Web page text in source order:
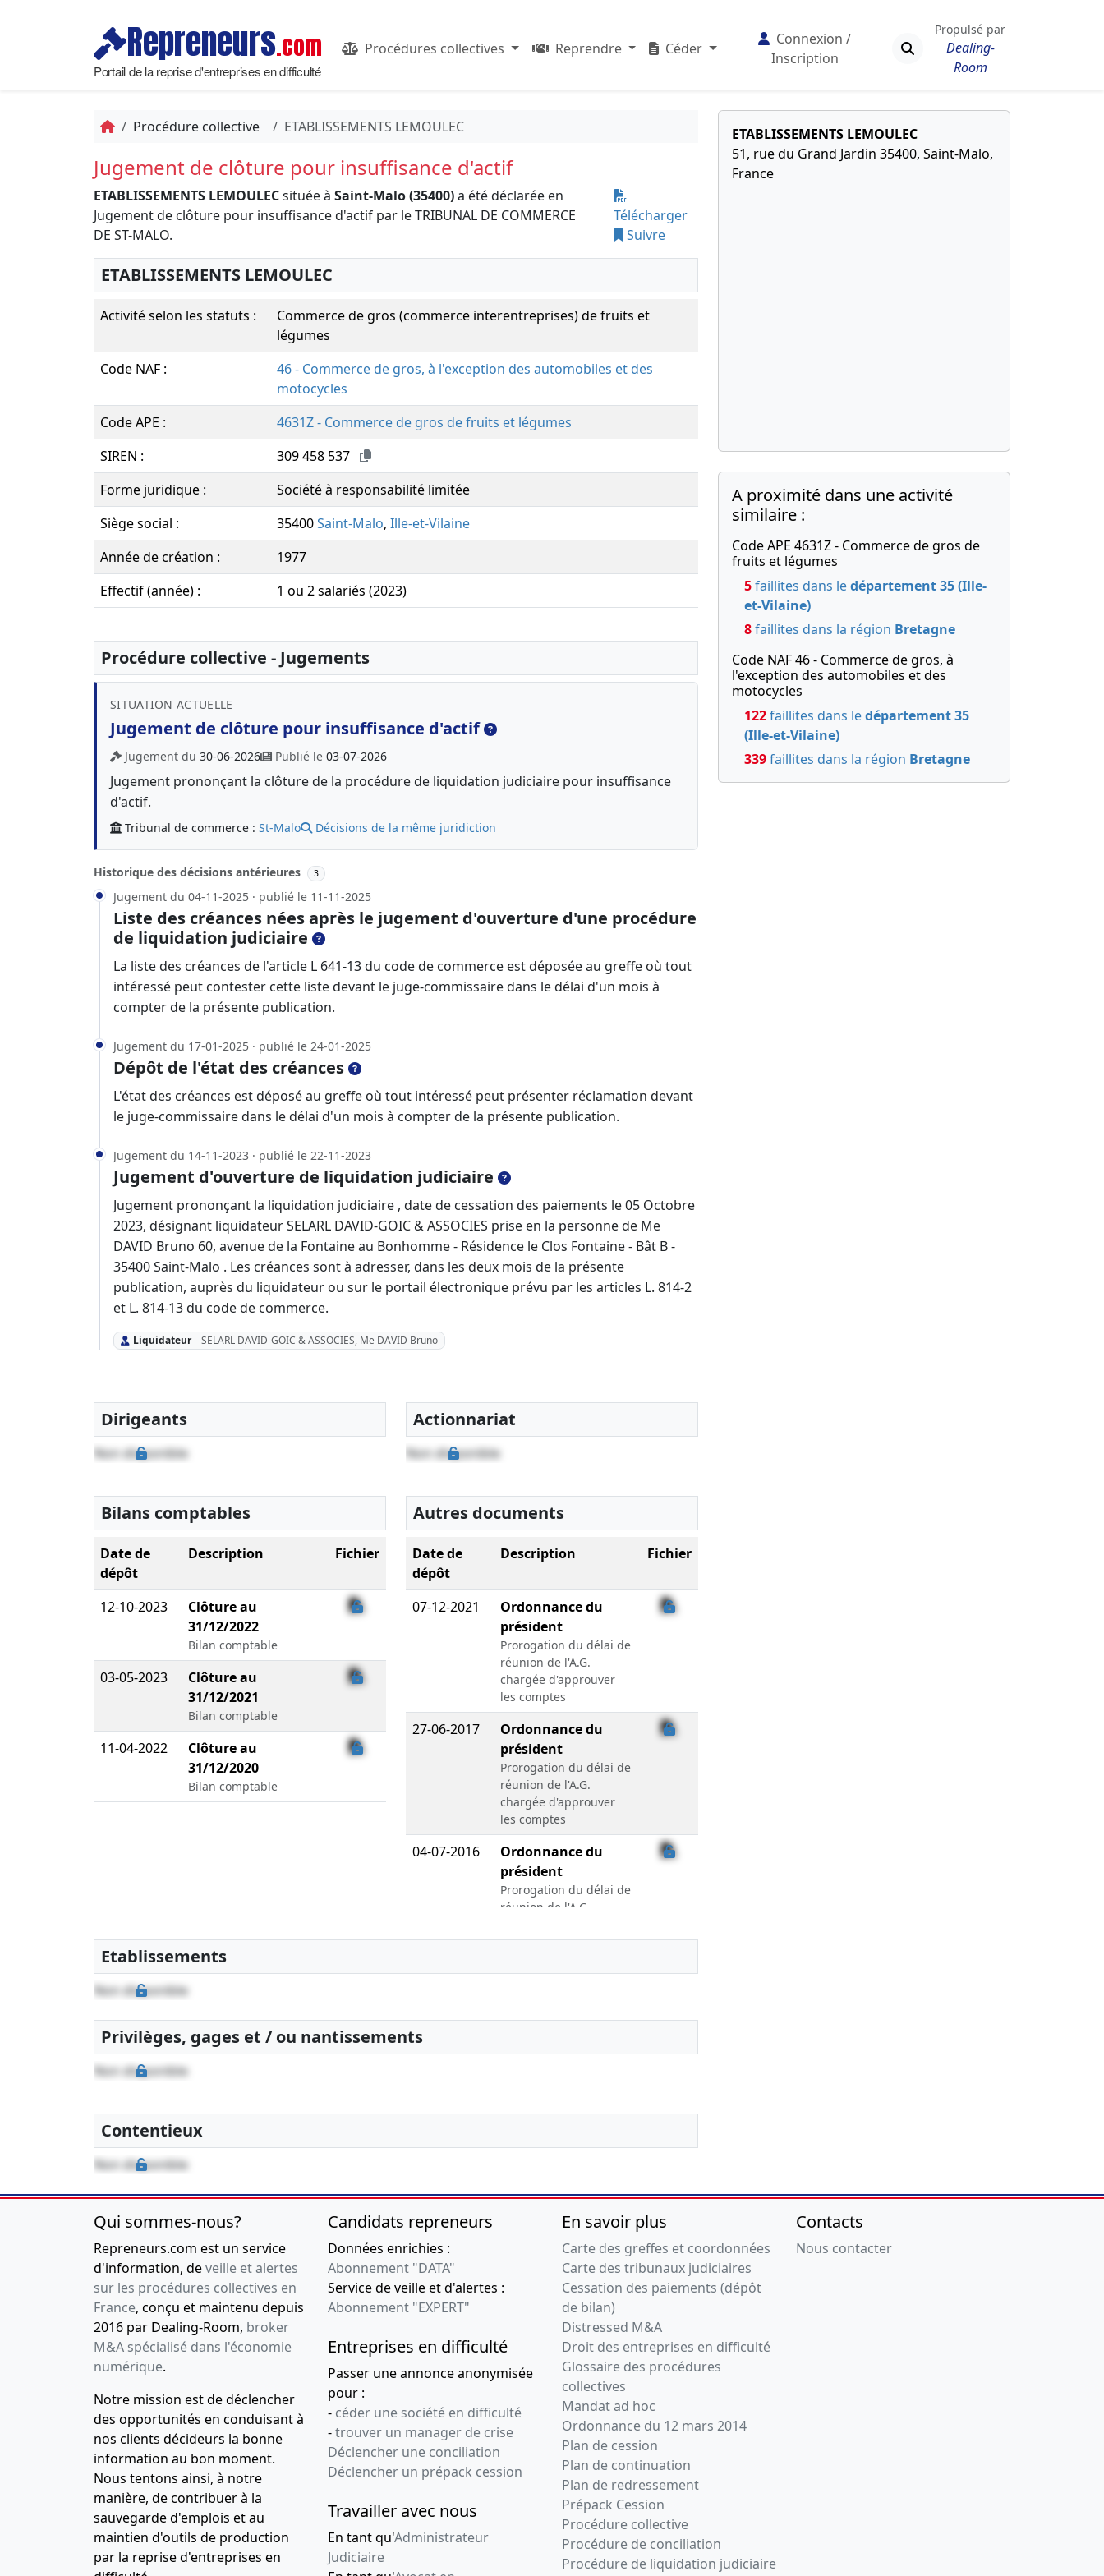
Repreneurs.com
Portail de la reprise d'entreprises en difficulté
Procédures collectives Reprendre Céder
Connexion /
Inscription
Propulsé par
Dealing-
Room
Procédure collective ETABLISSEMENTS LEMOULEC
Jugement de clôture pour insuffisance d'actif
ETABLISSEMENTS LEMOULECsituée à Saint-Malo (35400)a été déclarée en
Jugement de clôture pour insuffisance d'actif par le TRIBUNAL DE COMMERCE
DE ST-MALO.
Télécharger
Suivre
ETABLISSEMENTS LEMOULEC
Activité selon les statuts :
Commerce de gros (commerce interentreprises) de fruits et
légumes
Code NAF :
46 - Commerce de gros, à l'exception des automobiles et des
motocycles
Code APE :
4631Z - Commerce de gros de fruits et légumes
SIREN :
309 458 537
Forme juridique :
Société à responsabilité limitée
Siège social :
35400Saint-Malo, Ille-et-Vilaine
Année de création :
1977
Effectif (année) :
1 ou 2 salariés (2023)
Procédure collective - Jugements
SITUATION ACTUELLE
Jugement de clôture pour insuffisance d'actif
Jugement du 30-06-2026 Publié le 03-07-2026
Jugement prononçant la clôture de la procédure de liquidation judiciaire pour insuffisance
d'actif.
Tribunal de commerce : St-Malo Décisions de la même juridiction
Historique des décisions antérieures 3
Jugement du 04-11-2025 · publié le 11-11-2025
Liste des créances nées après le jugement d'ouverture d'une procédure
de liquidation judiciaire
La liste des créances de l'article L 641-13 du code de commerce est déposée au greffe où tout
intéressé peut contester cette liste devant le juge-commissaire dans le délai d'un mois à
compter de la présente publication.
Jugement du 17-01-2025 · publié le 24-01-2025
Dépôt de l'état des créances
L'état des créances est déposé au greffe où tout intéressé peut présenter réclamation devant
le juge-commissaire dans le délai d'un mois à compter de la présente publication.
Jugement du 14-11-2023 · publié le 22-11-2023
Jugement d'ouverture de liquidation judiciaire
Jugement prononçant la liquidation judiciaire , date de cessation des paiements le 05 Octobre
2023, désignant liquidateur SELARL DAVID-GOIC & ASSOCIES prise en la personne de Me
DAVID Bruno 60, avenue de la Fontaine au Bonhomme - Résidence le Clos Fontaine - Bât B -
35400 Saint-Malo . Les créances sont à adresser, dans les deux mois de la présente
publication, auprès du liquidateur ou sur le portail électronique prévu par les articles L. 814-2
et L. 814-13 du code de commerce.
Liquidateur - SELARL DAVID-GOIC & ASSOCIES, Me DAVID Bruno
Dirigeants
Non disponible
Actionnariat
Non disponible
Bilans comptables
Date de
dépôt
Description Fichier
12-10-2023
Clôture au
31/12/2022
Bilan comptable
03-05-2023
Clôture au
31/12/2021
Bilan comptable
11-04-2022
Clôture au
31/12/2020
Bilan comptable
Autres documents
Date de
dépôt
Description Fichier
07-12-2021
Ordonnance du
président
Prorogation du délai de
réunion de l'A.G.
chargée d'approuver
les comptes
27-06-2017
Ordonnance du
président
Prorogation du délai de
réunion de l'A.G.
chargée d'approuver
les comptes
04-07-2016
Ordonnance du
président
Prorogation du délai de
réunion de l'A.G.
les comptes
04-07-2016
Ordonnance du
président
réunion de l'A.G.
24-07-2014
Procès-verbal
générale ordinaire
Reconstitution de l'actif
net
Procès-verbal
d'assemblée,
Statuts mis à jour
Poursuite d'activité
malgré un actif net
devenu inférieur à la
moitié du capital social
, Mise à jour de
l'adresse su siège social
, Modification(s)
statutaire(s) ,
04-06-2010
Procès-verbal
d'assemblée,
Etablissements
Non disponible
Privilèges, gages et / ou nantissements
Non disponible
Contentieux
Non disponible
ETABLISSEMENTS LEMOULEC
51, rue du Grand Jardin 35400, Saint-Malo,
France
A proximité dans une activité
similaire :
Code APE 4631Z - Commerce de gros de
fruits et légumes
5faillites dans ledépartement 35 (Ille-
et-Vilaine)
8faillites dans la région Bretagne
Code NAF 46 - Commerce de gros, à
l'exception des automobiles et des
motocycles
122faillites dans ledépartement 35
(Ille-et-Vilaine)
339faillites dans la région Bretagne
Qui sommes-nous?
Repreneurs.com est un service
d'information, deveille et alertes
sur les procédures collectives en
France, conçu et maintenu depuis
2016 par Dealing-Room, broker
M&A spécialisé dans l'économie
numérique.
Notre mission est de déclencher
des opportunités en conduisant à
nos clients décideurs la bonne
information au bon moment.
Nous tentons ainsi, à notre
manière, de contribuer à la
sauvegarde d'emplois et au
maintien d'outils de production
par la reprise d'entreprises en
Candidats repreneurs
Données enrichies :
Abonnement "DATA"
Service de veille et d'alertes :
Abonnement "EXPERT"
Entreprises en difficulté
Passer une annonce anonymisée
pour :
- céder une société en difficulté
-trouver un manager de crise
Déclencher une conciliation
Déclencher un prépack cession
Travailler avec nous
En tant qu'Administrateur
Judiciaire
En savoir plus
Carte des greffes et coordonnées
Carte des tribunaux judiciaires
Cessation des paiements (dépôt
de bilan)
Distressed M&A
Droit des entreprises en difficulté
Glossaire des procédures
collectives
Mandat ad hoc
Ordonnance du 12 mars 2014
Plan de cession
Plan de continuation
Plan de redressement
Prépack Cession
Procédure collective
Procédure de conciliation
Procédure de liquidation judiciaire
Contacts
Nous contacter